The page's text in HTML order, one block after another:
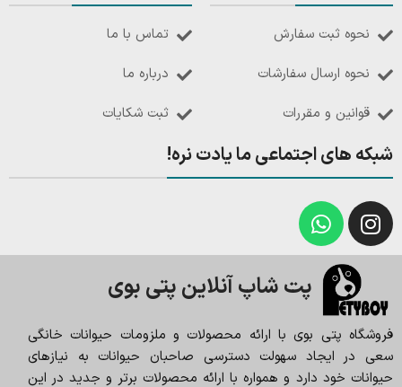
نحوه ثبت سفارش
نحوه ارسال سفارشات
قوانین و مقررات
تماس با ما
درباره ما
ثبت شکایات
شبکه های اجتماعی ما یادت نره!
پت شاپ آنلاین پتی بوی
فروشگاه پتی بوی با ارائه محصولات و ملزومات حیوانات خانگی
سعی در ایجاد سهولت دسترسی صاحبان حیوانات به نیازهای
حیوانات خود دارد و همواره با ارائه محصولات برتر و جدید در این